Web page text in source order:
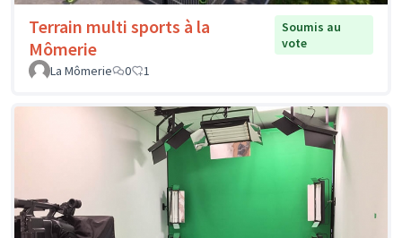
Terrain multi sports à la
Mômerie
Soumis au
vote
La Mômerie
0 1